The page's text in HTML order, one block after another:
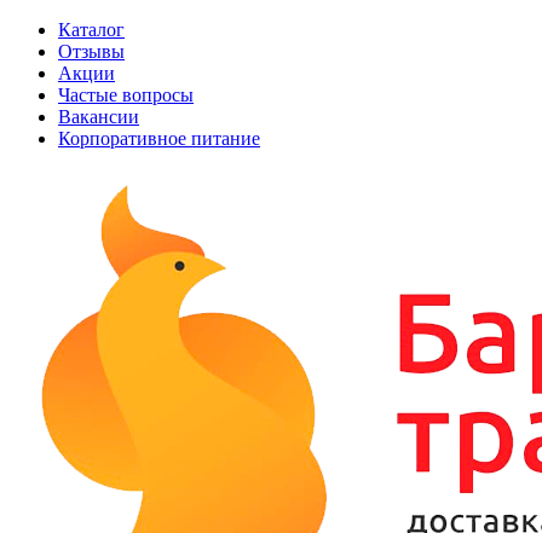
Каталог
Отзывы
Акции
Частые вопросы
Вакансии
Корпоративное питание